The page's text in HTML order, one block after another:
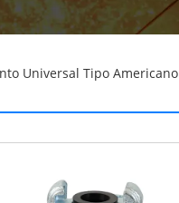
Universal Tipo Americano